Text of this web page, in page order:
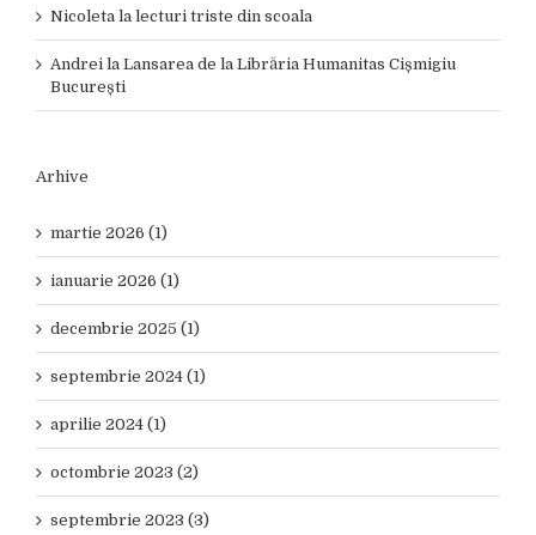
Nicoleta la lecturi triste din scoala
Andrei la Lansarea de la Librăria Humanitas Cișmigiu
București
Arhive
martie 2026 (1)
ianuarie 2026 (1)
decembrie 2025 (1)
septembrie 2024 (1)
aprilie 2024 (1)
octombrie 2023 (2)
septembrie 2023 (3)